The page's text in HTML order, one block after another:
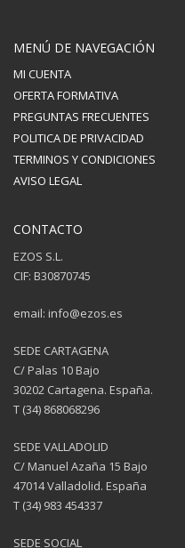
MENÚ DE NAVEGACIÓN
MI CUENTA
OFERTA FORMATIVA
PREGUNTAS FRECUENTES
POLITICA DE PRIVACIDAD
TERMINOS Y CONDICIONES
AVISO LEGAL
CONTACTO
EZOS S.L.
CIF: B30870745
email: info@ezos.es
SEDE CARTAGENA
C/ Palas 10 Bajo
30202 Cartagena. España.
T (34) 868068296
SEDE VALLADOLID
C/ Manuel Azaña 15 Bajo
47014 Valladolid. España
T (34) 983 454337
SEDE SOCIAL